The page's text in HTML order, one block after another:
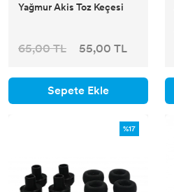
Yağmur Akis Toz Keçesi
65,00 TL 55,00 TL
Sepete Ekle
%17